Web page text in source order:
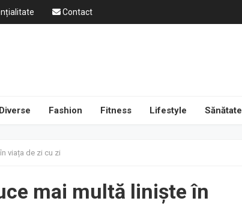
Contact
Diverse Fashion Fitness Lifestyle Sănătate
viața de zi cu zi
mai multă liniște în